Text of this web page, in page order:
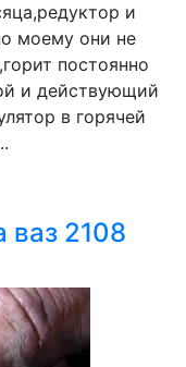
и
моему они не
постоянно
и действующий
в горячей
ваз 2108